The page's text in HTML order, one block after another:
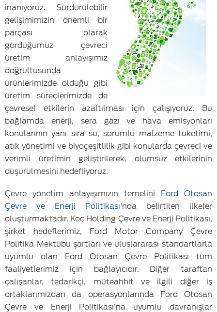
inanıyoruz. Sürdürülebilir
gelişimimizin önemli bir
parçası olarak
gördüğümüz çevreci
üretim anlayışımız
doğrultusunda
ürünlerimizde olduğu gibi
üretim süreçlerimizde de
çevresel etkilerin azaltılması için çalışıyoruz. Bu
bağlamda enerji, sera gazı ve hava emisyonları
konularının yanı sıra su, sorumlu malzeme tüketimi,
atık yönetimi ve biyoçeşitlilik gibi konularda çevreci ve
verimli üretimin geliştirilerek, olumsuz etkilerinin
düşürülmesini hedefliyoruz.
Çevre yönetim anlayışımızın temelini Ford Otosan
Çevre ve Enerji Politikası'nda belirtilen ilkeler
oluşturmaktadır. Koç Holding Çevre ve Enerji Politikası,
şirket hedeflerimiz, Ford Motor Company Çevre
Politika Mektubu şartları ve uluslararası standartlarla
uyumlu olan Ford Otosan Çevre Politikası tüm
faaliyetlerimiz için bağlayıcıdır. Diğer taraftan
çalışanlar, tedarikçi, müteahhit ve ilgili diğer iş
ortaklarımızdan da operasyonlarında Ford Otosan
Çevre ve Enerji Politikası’na uyumlu davranışlar